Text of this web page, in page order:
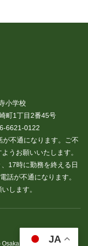
小学校
町1丁目2番45号
6621-0122
不通になります。ご不
うお願いいたします。
17時に勤務を終える日
話が不通になります。
します。
Kyoiku University.
JA